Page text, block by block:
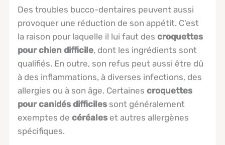
Des troubles bucco-dentaires peuvent aussi
provoquer une réduction de son appétit. C’est
la raison pour laquelle il lui faut descroquettes
pour chien difficile, dont les ingrédients sont
qualifiés. En outre, son refus peut aussi être dû
à des inflammations, à diverses infections, des
allergies ou à son âge. Certaines croquettes
pour canidés difficiles sont généralement
exemptes decéréales et autres allergènes
spécifiques.